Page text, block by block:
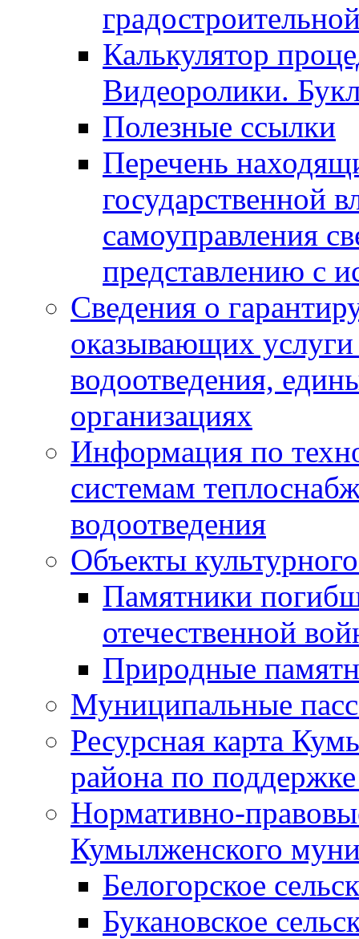
Калькулятор
Видеоролики.
Полезные ссылки
Перечень
государственной
самоуправления
представлению с
Сведения о
оказывающих
водоотведения,
организациях
Информация по
системам
водоотведения
Объекты
Памятники
отечественной
Природные
Муниципальные
Ресурсная карта
района по
Нормативно-
Кумылженского
Белогорское
Букановское